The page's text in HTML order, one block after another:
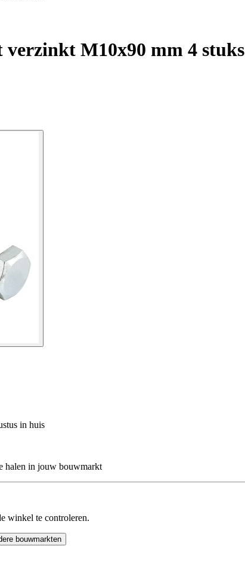
M10x90 mm 4 stuks
in huis
halen in jouw bouwmarkt
winkel te controleren.
bouwmarkten